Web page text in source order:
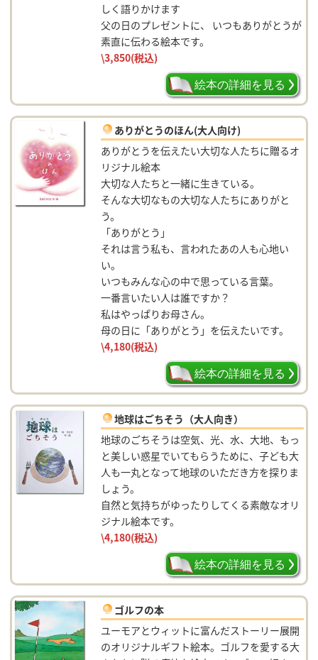
しく語りかけます
父の日のプレゼントに、 いつもありがとうが
素直に伝わる絵本です。
\3,850(税込)
絵本の詳細を見る
ありがとうのほん(大人向け)
ありがとうを伝えたい大切な人たちに贈るオ
リジナル絵本
大切な人たちと一緒に生きている。
そんな大切なもの大切な人たちにありがと
う。
「ありがとう」
それは言う私も、言われたあの人も心地い
い。
いつもみんな心の中で思っている言葉。
一番言いたい人は誰ですか？
私はやっぱりお母さん。
母の日に「ありがとう」を伝えたいです。
\4,180(税込)
絵本の詳細を見る
地球はごちそう（大人向き）
地球のごちそうは空気、光、水、大地、もっ
と美しい惑星でいてもらうために、子ども大
人も一丸となって地球のいただき方を探りま
しょう。
自然と気持ちがゆったりしてくる素敵なオリ
ジナル絵本です。
\4,180(税込)
絵本の詳細を見る
ゴルフの本
ユーモアとウィットに富んだストーリー展開
のオリジナルギフト絵本。ゴルフを愛する大